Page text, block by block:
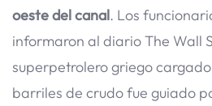
oeste del canal. Los
informaron al diario The Wall
superpetrolero griego
barriles de crudo fue guiado